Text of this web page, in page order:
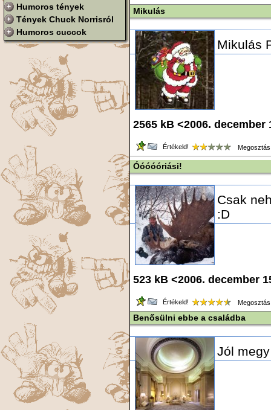
Humoros tények
Tények Chuck Norrisról
Humoros cuccok
Mikulás
Mikulás
2565 kB <2006.
Értékeld!
Óóóóóriási!
Csak
:D
523 kB <2006. december
Értékeld!
Benősülni ebbe a családba
Jól